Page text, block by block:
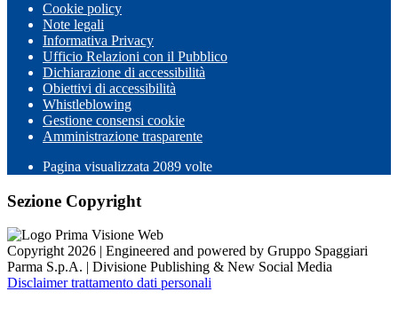
Cookie policy
Note legali
Informativa Privacy
Ufficio Relazioni con il Pubblico
Dichiarazione di accessibilità
Obiettivi di accessibilità
Whistleblowing
Gestione consensi cookie
Amministrazione trasparente
Pagina visualizzata 2089 volte
Sezione Copyright
Copyright 2026 | Engineered and powered by Gruppo Spaggiari
Parma S.p.A. | Divisione Publishing & New Social Media
Disclaimer trattamento dati personali